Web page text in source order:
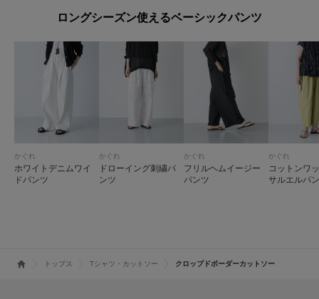
ロングシーズン使えるベーシックパンツ
かぐれ
ホワイトデニムワイ
ドパンツ
かぐれ
ドローイング刺繍パ
ンツ
かぐれ
フリルヘムイージー
パンツ
かぐれ
コットンワ
サルエルパ
トップス Tシャツ・カットソー クロップドボーダーカットソー